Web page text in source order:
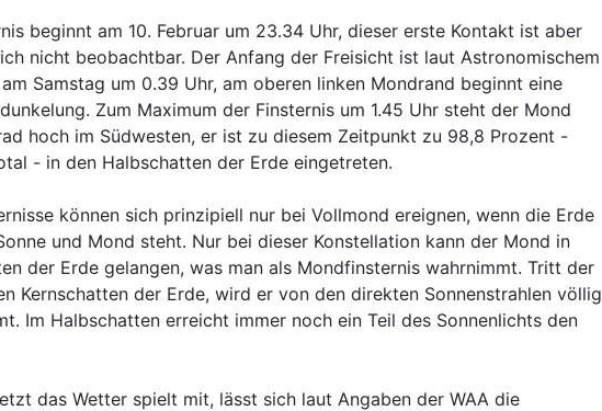
beginnt am 10. Februar um 23.34 Uhr, dieser erste Kontakt ist aber
nicht beobachtbar. Der Anfang der Freisicht ist laut Astronomischem
Samstag um 0.39 Uhr, am oberen linken Mondrand beginnt eine
Zum Maximum der Finsternis um 1.45 Uhr steht der Mond
hoch im Südwesten, er ist zu diesem Zeitpunkt zu 98,8 Prozent -
- in den Halbschatten der Erde eingetreten.
können sich prinzipiell nur bei Vollmond ereignen, wenn die Erde
und Mond steht. Nur bei dieser Konstellation kann der Mond in
der Erde gelangen, was man als Mondfinsternis wahrnimmt. Tritt der
Kernschatten der Erde, wird er von den direkten Sonnenstrahlen völlig
Im Halbschatten erreicht immer noch ein Teil des Sonnenlichts den
das Wetter spielt mit, lässt sich laut Angaben der WAA die